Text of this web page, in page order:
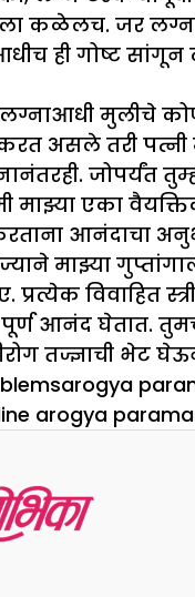
त्याला कळेलच. जर
ही गोष्ट
मुलीचे
करत असले तरी
जोपर्यंत
माझ् या एका
करताना आनंदाचा
ज्याने माझ् या
विवाहित
आनंद घेतात.
तज्ज्ञाची
Tags
arogya
arogya